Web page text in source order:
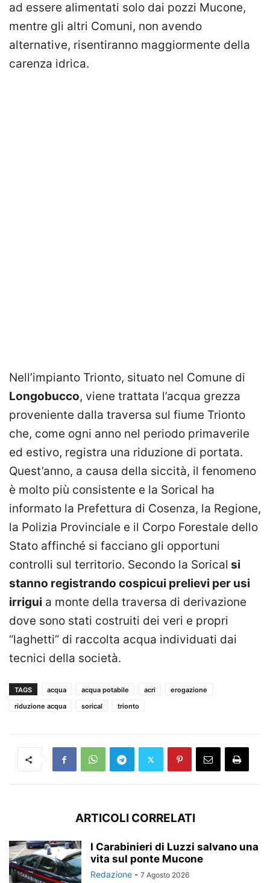
ad essere alimentati solo dai pozzi Mucone,
mentre gli altri Comuni, non avendo
alternative, risentiranno maggiormente della
carenza idrica.
Nell’impianto Trionto, situato nel Comune di
Longobucco, viene trattata l’acqua grezza
proveniente dalla traversa sul fiume Trionto
che, come ogni anno nel periodo primaverile
ed estivo, registra una riduzione di portata.
Quest’anno, a causa della siccità, il fenomeno
è molto più consistente e la Sorical ha
informato la Prefettura di Cosenza, la Regione,
la Polizia Provinciale e il Corpo Forestale dello
Stato affinché si facciano gli opportuni
controlli sul territorio. Secondo la Sorical si
stanno registrando cospicui prelievi per usi
irrigui a monte della traversa di derivazione
dove sono stati costruiti dei veri e propri
“laghetti” di raccolta acqua individuati dai
tecnici della società.
TAGS acqua acqua potabile acri
erogazione
riduzione acqua
sorical trionto
ARTICOLI CORRELATI
I Carabinieri di Luzzi salvano una
vita sul ponte Mucone
Redazione - 7 Agosto 2026